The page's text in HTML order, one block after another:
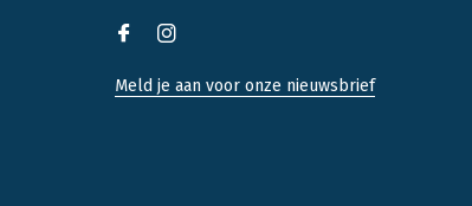
Meld je aan voor onze nieuwsbrief